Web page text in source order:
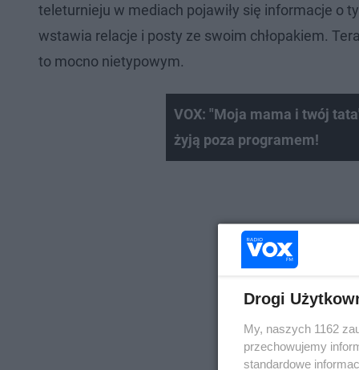
teleturnieju w mediach pojawiły się informacje o
wstawia relacje i posty ze swoim chłopakiem.
to mocno nietypowym.
VOX: "Moja mama i twój
żyją poza programem!
Drogi
My, naszych 1162
przechowujemy
standardowe